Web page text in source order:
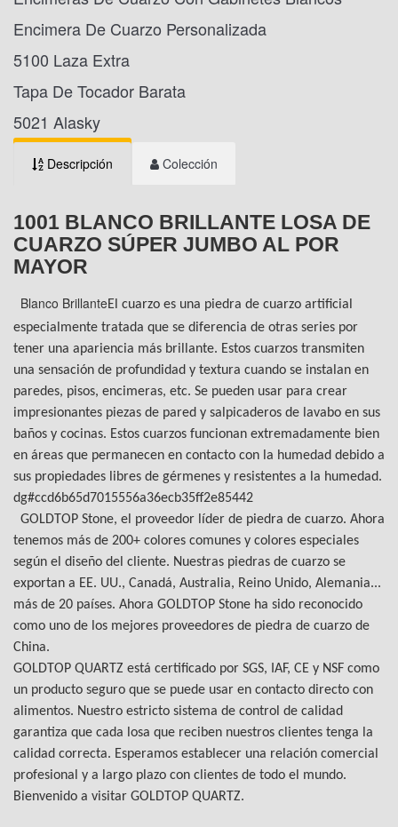
Encimera De Cuarzo Personalizada
5100 Laza Extra
Tapa De Tocador Barata
5021 Alasky
Descripción Colección
1001 BLANCO BRILLANTE LOSA DE
CUARZO SÚPER JUMBO AL POR
MAYOR
Blanco BrillanteEl cuarzo es una piedra de cuarzo artificial
especialmente tratada que se diferencia de otras series por
tener una apariencia más brillante. Estos cuarzos transmiten
una sensación de profundidad y textura cuando se instalan en
paredes, pisos, encimeras, etc. Se pueden usar para crear
impresionantes piezas de pared y salpicaderos de lavabo en sus
baños y cocinas. Estos cuarzos funcionan extremadamente bien
en áreas que permanecen en contacto con la humedad debido a
sus propiedades libres de gérmenes y resistentes a la humedad.
dg#ccd6b65d7015556a36ecb35ff2e85442
GOLDTOP Stone, el proveedor líder de piedra de cuarzo. Ahora
tenemos más de 200+ colores comunes y colores especiales
según el diseño del cliente. Nuestras piedras de cuarzo se
exportan a EE. UU., Canadá, Australia, Reino Unido, Alemania...
más de 20 países. Ahora GOLDTOP Stone ha sido reconocido
como uno de los mejores proveedores de piedra de cuarzo de
China.
GOLDTOP QUARTZ está certificado por SGS, IAF, CE y NSF como
un producto seguro que se puede usar en contacto directo con
alimentos. Nuestro estricto sistema de control de calidad
garantiza que cada losa que reciben nuestros clientes tenga la
calidad correcta. Esperamos establecer una relación comercial
profesional y a largo plazo con clientes de todo el mundo.
Bienvenido a visitar GOLDTOP QUARTZ.